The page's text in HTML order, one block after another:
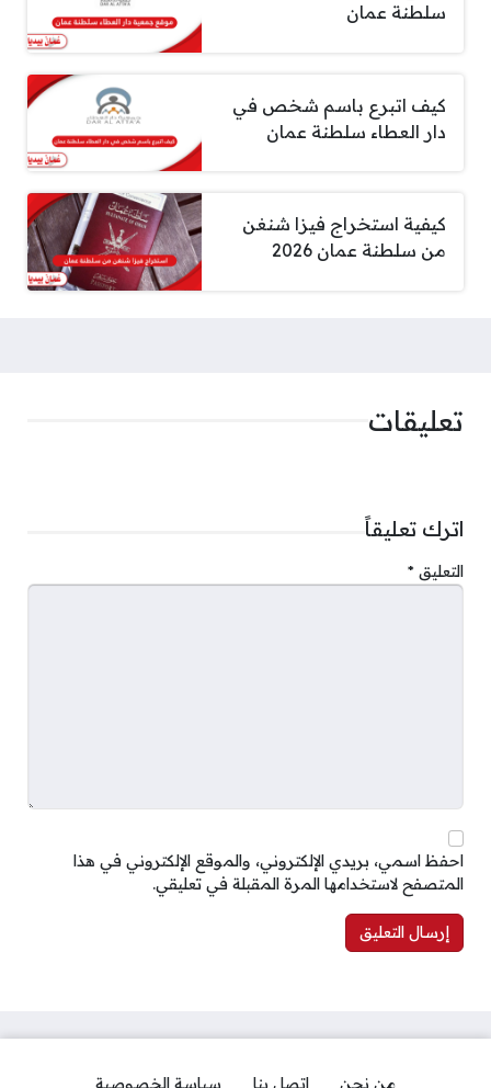
سلطنة عمان
كيف اتبرع باسم شخص في
دار العطاء سلطنة عمان
كيفية استخراج فيزا شنغن
من سلطنة عمان 2026
تعليقات
اترك تعليقاً
التعليق *
احفظ اسمي، بريدي الإلكتروني، والموقع الإلكتروني في هذا
المتصفح لاستخدامها المرة المقبلة في تعليقي.
من نحن اتصل بنا سياسة الخصوصية